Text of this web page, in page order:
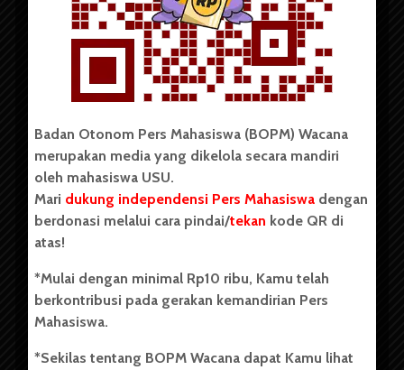
Copyright © 2023. All rights reserved BOPM WACANA.
Badan Otonom Pers Mahasiswa (BOPM) Wacana merupakan
pers mahasiswa yang berdiri di luar kampus dan dikelola
secara mandiri oleh mahasiswa Universitas Sumatera Utara
(USU). Sebelumnya BOPM Wacana merupakan salah satu
Unit Kegiatan Mahasiswa (UKM) di Universitas Sumatera
berdiri pada 1 Juli 1995.
Badan Otonom Pers Mahasiswa (BOPM) Wacana
merupakan media yang dikelola secara mandiri
oleh mahasiswa USU.
Mari dukung independensi Pers Mahasiswa dengan
berdonasi melalui cara pindai/tekan kode QR di
atas!
*Mulai dengan minimal Rp10 ribu, Kamu telah
berkontribusi pada gerakan kemandirian Pers
Mahasiswa.
*Sekilas tentang BOPM Wacana dapat Kamu lihat